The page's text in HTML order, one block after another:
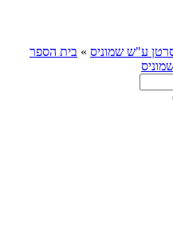
ע"ש שמוניס » בית הספר